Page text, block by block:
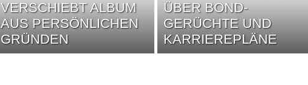
VERSCHIEBT ALBUM
AUS PERSÖNLICHEN
GRÜNDEN
ÜBER BOND-
GERÜCHTE UND
KARRIEREPLÄNE